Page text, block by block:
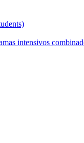
intensivos